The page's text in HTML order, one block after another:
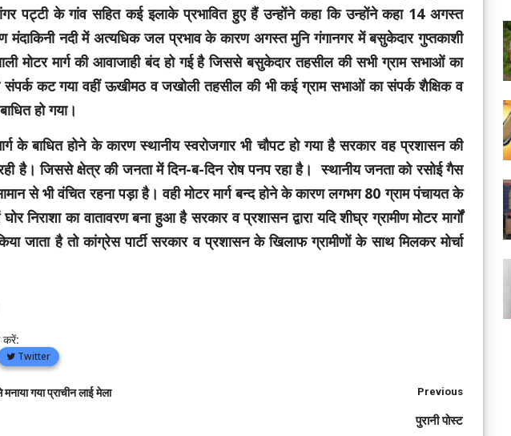
पट्टी के गांव सहित कई इलाके प्रभावित हुए हैं उन्होंने कहा कि उन्होंने कहा 14 अगस्त
मंदाकिनी नदी में अत्यधिक जल प्रभाव के कारण अगस्त मुनि गंगानगर में बसुकेदार गुप्तकाशी
मोटर मार्ग की आवाजाही बंद हो गई है जिससे बसुकेदार तहसील की सभी ग्राम सभाओं का
संपर्क कट गया वहीं ऊखीमठ व जखोली तहसील की भी कई ग्राम सभाओं का संपर्क शैक्षिक व
हो गया।
के बाधित होने के कारण स्थानीय स्वरोजगार भी चौपट हो गया है सरकार वह प्रशासन की
है। जिससे क्षेत्र की जनता में दिन-ब-दिन रोष पनप रहा है। स्थानीय जनता को रसोई गैस
से भी वंचित रहना पड़ा है। वही मोटर मार्ग बन्द होने के कारण लगभग 80 ग्राम पंचायत के
निराशा का वातावरण बना हुआ है सरकार व प्रशासन द्वारा यदि शीघ्र ग्रामीण मोटर मार्गों
है तो कांग्रेस पार्टी सरकार व प्रशासन के खिलाफ ग्रामीणों के साथ मिलकर मोर्चा
करें:
Twitter
गया प्राचीन लाई मेला Previous
पुरानी पोस्ट